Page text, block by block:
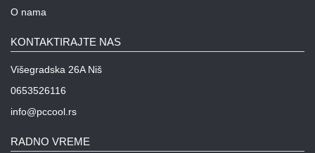
O nama
KONTAKTIRAJTE NAS
Višegradska 26A Niš
0653526116
info@pccool.rs
RADNO VREME